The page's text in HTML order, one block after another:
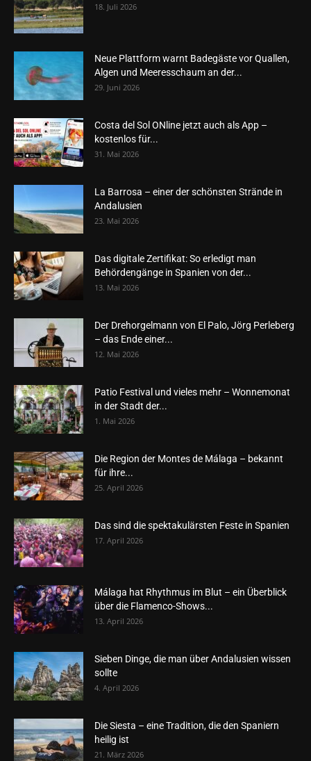
18. Juli 2026
Neue Plattform warnt Badegäste vor Quallen,
Algen und Meeresschaum an der...
29. Juni 2026
Costa del Sol ONline jetzt auch als App –
kostenlos für...
31. Mai 2026
La Barrosa – einer der schönsten Strände in
Andalusien
23. Mai 2026
Das digitale Zertifikat: So erledigt man
Behördengänge in Spanien von der...
13. Mai 2026
Der Drehorgelmann von El Palo, Jörg Perleberg
– das Ende einer...
12. Mai 2026
Patio Festival und vieles mehr – Wonnemonat
in der Stadt der...
1. Mai 2026
Die Region der Montes de Málaga – bekannt
für ihre...
25. April 2026
Das sind die spektakulärsten Feste in Spanien
17. April 2026
Málaga hat Rhythmus im Blut – ein Überblick
über die Flamenco-Shows...
13. April 2026
Sieben Dinge, die man über Andalusien wissen
sollte
4. April 2026
Die Siesta – eine Tradition, die den Spaniern
heilig ist
21. März 2026